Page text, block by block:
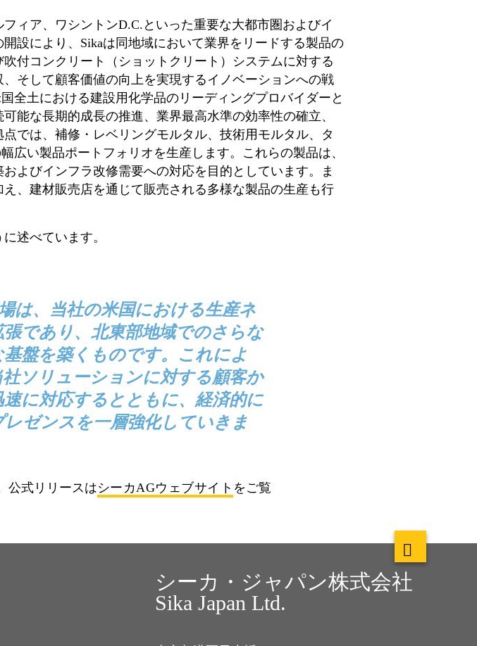
ィア、ワシントンD.C.といった重要な大都市圏およびイ
設により、Sikaは同地域において業界をリードする製品の
付コンクリート（ショットクリート）システムに対する
そして顧客価値の向上を実現するイノベーションへの戦
全土における建設用化学品のリーディングプロバイダーと
能な長期的成長の推進、業界最高水準の効率性の確立、
では、補修・レベリングモルタル、技術用モルタル、タ
広い製品ポートフォリオを生産します。これらの製品は、
よびインフラ改修需要への対応を目的としています。ま
、建材販売店を通じて販売される多様な製品の生産も行
述べています。
は、当社の米国における生産ネ
であり、北東部地域でのさらな
盤を築くものです。これによ
ソリューションに対する顧客か
に対応するとともに、経済的に
ゼンスを一層強化していきま
公式リリースはシーカAGウェブサイト をご覧
シーカ・ジャパン株式会社
Sika Japan Ltd.